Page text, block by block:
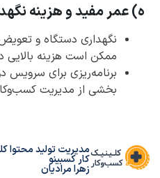
ه) عمر مفید و هزینه
نگهداری دستگاه و
ممکن است هزینه بالایی
برنامه‌ریزی برای سرویس
بخشی از مدیریت
مدیریت تولید محتوا
کار کسبینو
زهرا مرادیان